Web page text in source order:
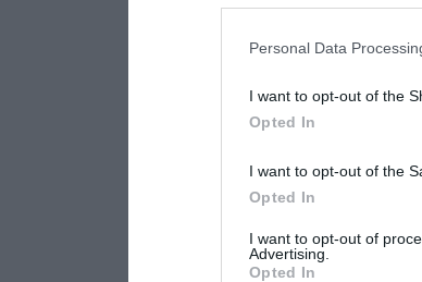
Personal Data
I want to opt-out of the
Opted In
I want to opt-out of the
Opted In
I want to opt-out of
Advertising.
Opted In